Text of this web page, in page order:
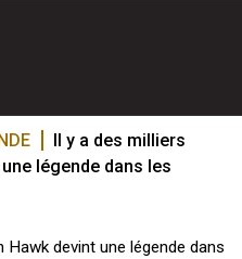
Il y a des milliers
légende dans les
Hawk devint une légende dans